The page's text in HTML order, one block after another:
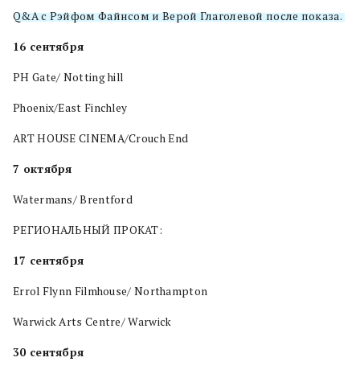
Q&A с Рэйфом Файнсом и Верой Глаголевой после показа.
16 сентября
PH Gate/ Notting hill
Phoenix/East Finchley
ART HOUSE CINEMA/Crouch End
7 октября
Watermans/ Brentford
РЕГИОНАЛЬНЫЙ ПРОКАТ:
17 сентября
Errol Flynn Filmhouse/ Northampton
Warwick Arts Centre/ Warwick
30 сентября